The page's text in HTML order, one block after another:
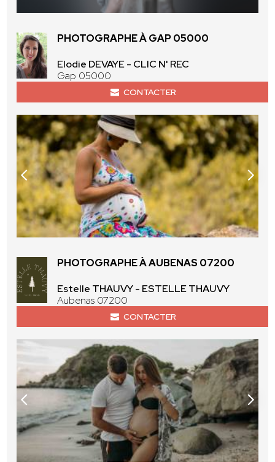
PHOTOGRAPHE À GAP 05000
Elodie DEVAYE - CLIC N' REC
Gap 05000
CONTACTER
PHOTOGRAPHE À AUBENAS 07200
Estelle THAUVY - ESTELLE THAUVY
Aubenas 07200
CONTACTER